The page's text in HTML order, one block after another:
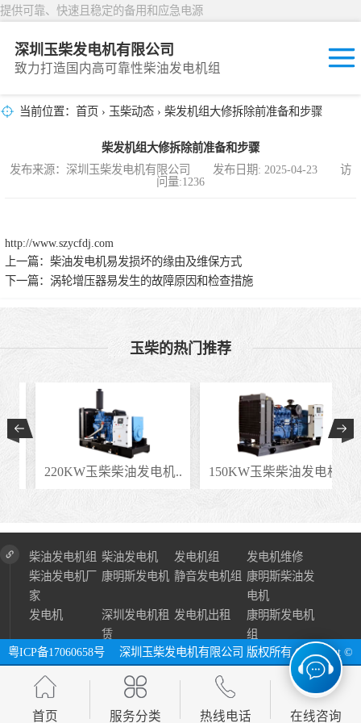
提供可靠、快速且稳定的备用和应急电源
深圳玉柴发电机有限公司
致力打造国内高可靠性柴油发电机组
当前位置： 首页 › 玉柴动态 › 柴发机组大修拆除前准备和步骤
柴发机组大修拆除前准备和步骤
发布来源：深圳玉柴发电机有限公司 发布日期: 2025-04-23 访
问量:1236
http://www.szycfdj.com
上一篇： 柴油发电机易发损坏的缘由及维保方式
下一篇： 涡轮增压器易发生的故障原因和检查措施
玉柴的热门推荐
220KW玉柴柴油发电机.. 150KW玉柴柴油发电机..
柴油发电机组 柴油发电机 发电机组
发电机维修
柴油发电机厂
家
康明斯发电机 静音发电机组 康明斯柴油发
电机
发电机
深圳发电机租
赁
发电机出租
康明斯发电机
组
粤ICP备17060658号
深圳玉柴发电机有限公司 版权所有 Copyright ©
2024 All Right Reserve ⓔ 网址：http://www.szycfdj.com网站地图
首页 服务分类 热线电话 在线咨询
固定开放式